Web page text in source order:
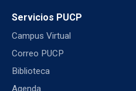
Servicios PUCP
Campus Virtual
Correo PUCP
Biblioteca
Agenda